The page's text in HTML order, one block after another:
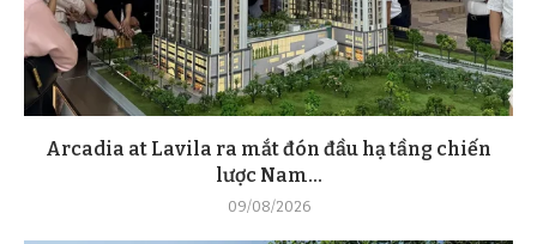
Arcadia at Lavila ra mắt đón đầu hạ tầng chiến
lược Nam...
09/08/2026